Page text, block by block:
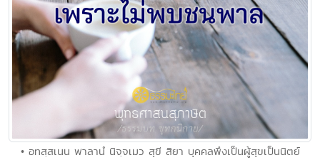
• อทสฺสเนน พาลานํ นิจฺจเมว สุขี สิยา บุคคลพึงเป็นผู้สุขเป็นนิตย์